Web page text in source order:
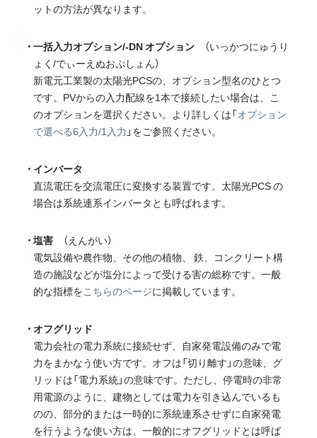
ットの方法が異なります。
一括入力オプション/-DN オプション （いっかつにゅうり
ょく/でぃーえぬおぷしょん）
新電元工業製の太陽光PCSの、オプション型名のひとつ
です。PVからの入力配線を1本で接続したい場合は、こ
のオプションを選択ください。より詳しくは「オプション
で選べる6入力/1入力 」をご参照ください。
インバータ
直流電圧を交流電圧に変換する装置です。太陽光PCS の
場合は系統連系インバータとも呼ばれます。
塩害 （えんがい）
電気設備や農作物、その他の植物、 鉄、コンクリート構
造の施設などが塩分によって受ける害の総称です。一般
的な指標をこちらのページに掲載しています。
オフグリッド
電力会社の電力系統に接続せず、自家発電設備のみで電
力をまかなう使い方です。オフは「切り離す」の意味、グ
リッドは「電力系統」の意味です。ただし、停電時の非常
用電源のように、建物としては電力を引き込んでいるも
のの、部分的または一時的に系統連系させずに自家発電
を行うような使い方は、一般的にオフグリッドとは呼ば